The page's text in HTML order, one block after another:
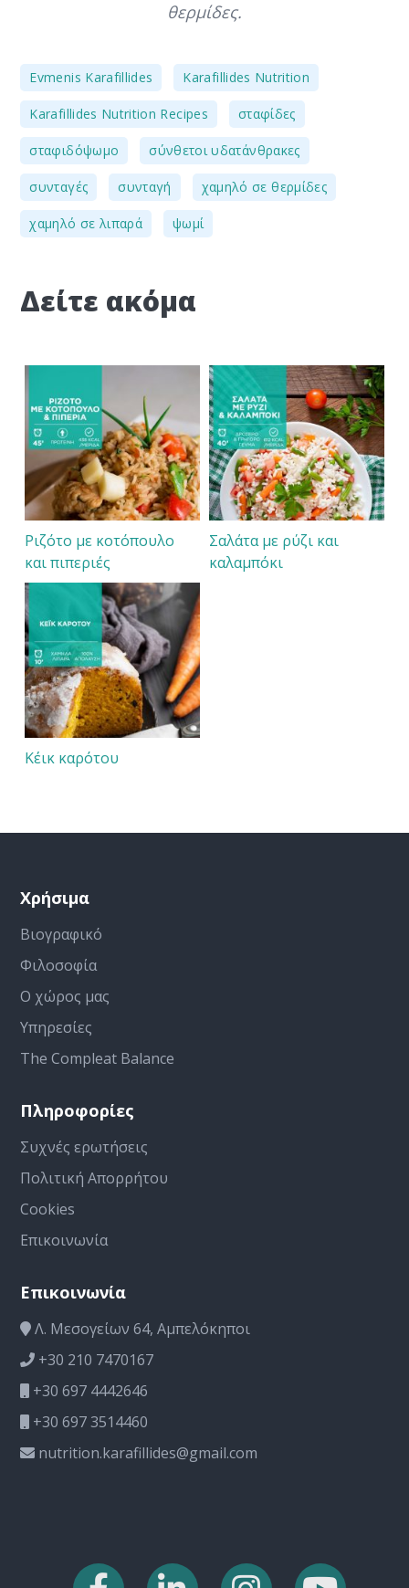
θερμίδες.
Evmenis Karafillides Karafillides Nutrition
Karafillides Nutrition Recipes σταφίδες
σταφιδόψωμο σύνθετοι υδατάνθρακες
συνταγές συνταγή χαμηλό σε θερμίδες
χαμηλό σε λιπαρά ψωμί
Δείτε ακόμα
Ριζότο με κοτόπουλο
και πιπεριές
Σαλάτα με ρύζι και
καλαμπόκι
Κέικ καρότου
Χρήσιμα
Βιογραφικό
Φιλοσοφία
Ο χώρος μας
Υπηρεσίες
The Compleat Balance
Πληροφορίες
Συχνές ερωτήσεις
Πολιτική Απορρήτου
Cookies
Επικοινωνία
Επικοινωνία
Λ. Μεσογείων 64, Αμπελόκηποι
+30 210 7470167
+30 697 4442646
+30 697 3514460
nutrition.karafillides@gmail.com